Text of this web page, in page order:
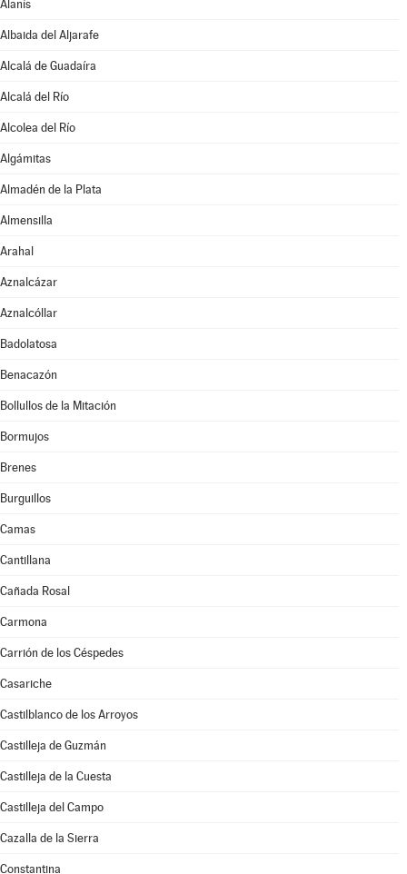
Alanís
Albaida del Aljarafe
Alcalá de Guadaíra
Alcalá del Río
Alcolea del Río
Algámitas
Almadén de la Plata
Almensilla
Arahal
Aznalcázar
Aznalcóllar
Badolatosa
Benacazón
Bollullos de la Mitación
Bormujos
Brenes
Burguillos
Camas
Cantillana
Cañada Rosal
Carmona
Carrión de los Céspedes
Casariche
Castilblanco de los Arroyos
Castilleja de Guzmán
Castilleja de la Cuesta
Castilleja del Campo
Cazalla de la Sierra
Constantina